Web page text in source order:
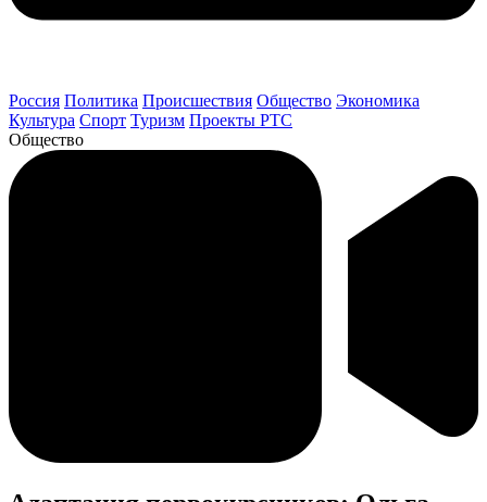
Россия Политика Происшествия Общество Экономика
Культура Спорт Туризм Проекты РТС
Общество